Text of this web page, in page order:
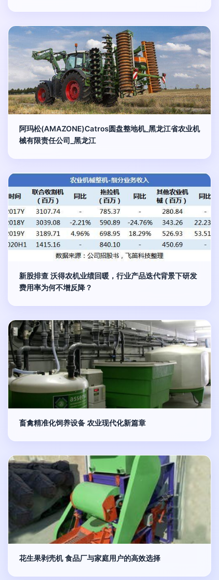
阿玛松(AMAZONE)Catros圆盘整地机_黑龙江省农业机
械有限责任公司_黑龙江
新股排查 沃得农机业绩回暖，行业产品迭代背景下研发
费用率为何不增反降？
畜禽精准化饲养设备 农业现代化新篇章
花生果剥壳机 食品厂与家庭用户的高效选择